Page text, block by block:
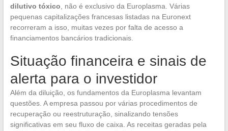
dilutivo tóxico , não é exclusivo da Europlasma. Várias
pequenas capitalizações francesas listadas na Euronext
recorreram a isso, muitas vezes por falta de acesso a
financiamentos bancários tradicionais.
Situação financeira e sinais de
alerta para o investidor
Além da diluição, os fundamentos da Europlasma levantam
questões. A empresa passou por várias procedimentos de
recuperação ou reestruturação, sinalizando tensões
significativas em seu fluxo de caixa. As receitas geradas pela